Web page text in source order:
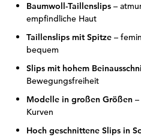
Baumwoll-Taillenslips –
empfindliche Haut
Taillenslips mit Spitze –
bequem
Slips mit hohem
Bewegungsfreiheit
Modelle in großen Größen
Kurven
Hoch geschnittene Slips in